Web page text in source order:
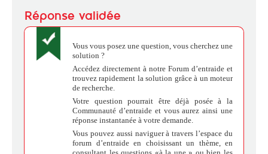
Vous vous posez une question, vous cherchez une
solution ?
Accédez directement à notre Forum d’entraide et
trouvez rapidement la solution grâce à un moteur
de recherche.
Votre question pourrait être déjà posée à la
Communauté d’entraide et vous aurez ainsi une
réponse instantanée à votre demande.
Vous pouvez aussi naviguer à travers l’espace du
forum d’entraide en choisissant un thème, en